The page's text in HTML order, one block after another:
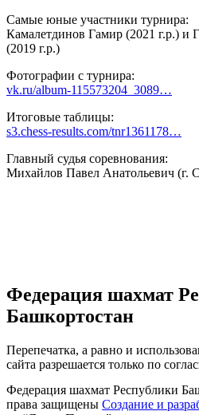
Самые юные участники турнира:
Камалетдинов Гамир (2021 г.р.) и
(2019 г.р.)
Фотографии с турнира:
vk.ru/album-115573204_3089…
Итоговые таблицы:
s3.chess-results.com/tnr1361178…
Главный судья соревнования:
Михайлов Павел Анатольевич (г.
Федерация шахмат
Башкортостан
Перепечатка, а равно и
сайта разрешается только по
Федерация шахмат Республики
права защищены Создание и